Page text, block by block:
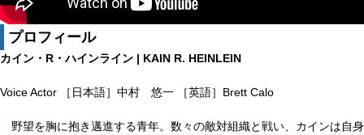
プロフィール
カイン・R・ハインライン | KAIN R. HEINLEIN
Voice Actor ［日本語］中村 悠一 ［英語］Brett Calo
野望を胸に抱き邁進する青年。数々の敵対組織と戦い、カインは自身